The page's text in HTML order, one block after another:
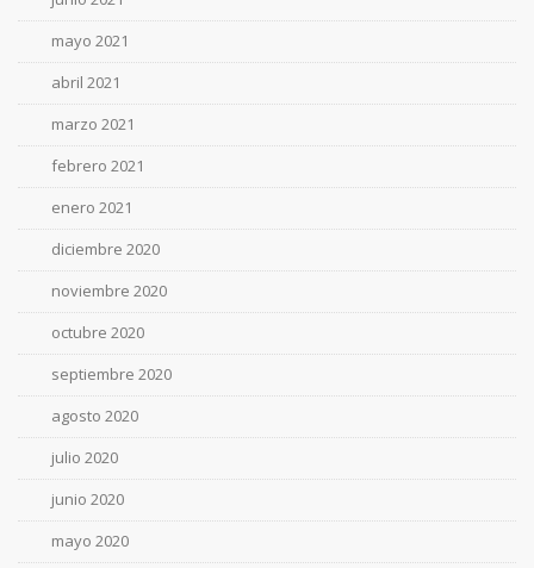
mayo 2021
abril 2021
marzo 2021
febrero 2021
enero 2021
diciembre 2020
noviembre 2020
octubre 2020
septiembre 2020
agosto 2020
julio 2020
junio 2020
mayo 2020